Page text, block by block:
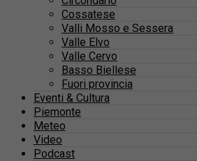
Cossatese
Valli Mosso e Sessera
Valle Elvo
Valle Cervo
Basso Biellese
Fuori provincia
Eventi & Cultura
Piemonte
Meteo
Video
Podcast